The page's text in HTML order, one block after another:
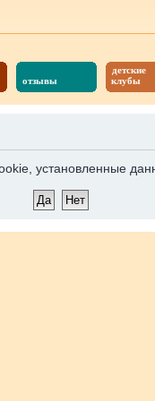
отзывы
детские
клубы
установленные